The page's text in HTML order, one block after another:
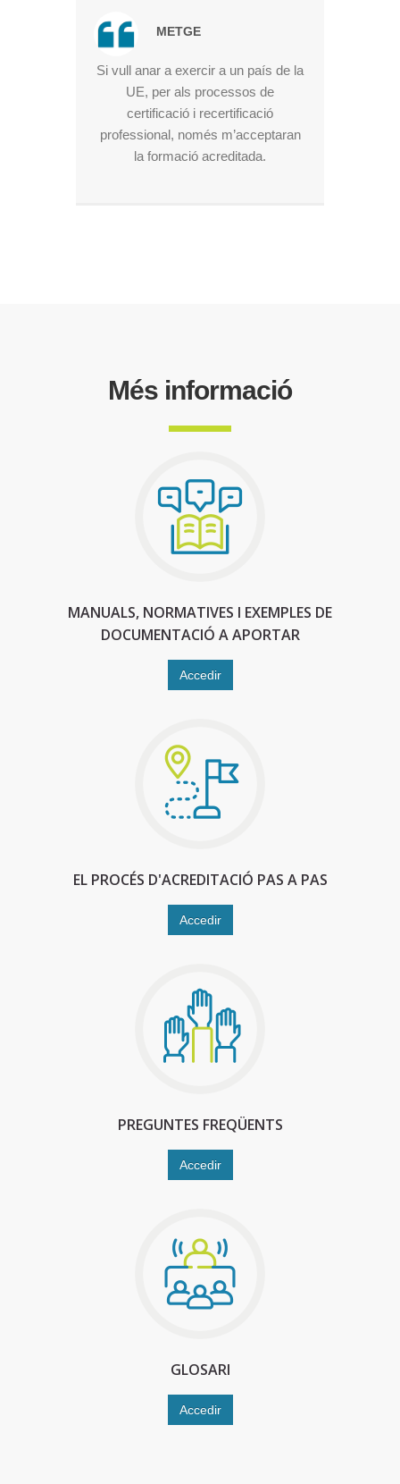
METGE
Si vull anar a exercir a un país de la
UE, per als processos de
certificació i recertificació
professional, només m’acceptaran
la formació acreditada.
Més informació
MANUALS, NORMATIVES I EXEMPLES DE
DOCUMENTACIÓ A APORTAR
Accedir
EL PROCÉS D'ACREDITACIÓ PAS A PAS
Accedir
PREGUNTES FREQÜENTS
Accedir
GLOSARI
Accedir